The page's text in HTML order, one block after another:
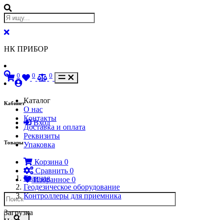
НК ПРИБОР
Кабинет
Вход
Товары
Корзина 0
Сравнить 0
Избранное 0
0 0 0
Каталог
О нас
Контакты
Доставка и оплата
Реквизиты
Упаковка
Главная
Геодезическое оборудование
Контроллеры для приемника
Загрузка